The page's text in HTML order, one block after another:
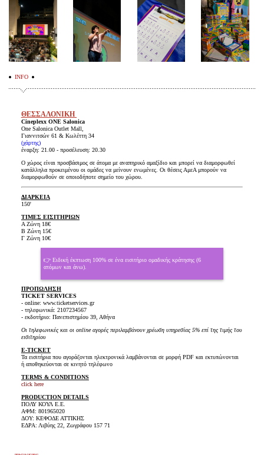
INFO
ΘΕΣΣΑΛΟΝΙΚΗ
Cineplexx ONE Salonica
One Salonica Outlet Mall,
Γιαννιτσών 61 & Κωλέττη 34
(χάρτης)
έναρξη: 21.00 - προσέλευση: 20.30
Ο χώρος είναι προσβάσιμος σε άτομα με αναπηρικό αμαξίδιο και μπορεί να διαμορφωθεί
κατάλληλα προκειμένου οι ομάδες να μείνουν ενωμένες. Οι θέσεις ΑμεΑ μπορούν να
διαμορφωθούν σε οποιοδήποτε σημείο του χώρου.
ΔΙΑΡΚΕΙΑ
150'
ΤΙΜΕΣ ΕΙΣΙΤΗΡΙΩΝ
Α Ζώνη 18€
Β Ζώνη 15€
Γ Ζώνη 10€
👉 Ειδική έκπτωση 100% σε ένα εισιτήριο ομαδικής κράτησης (6
ατόμων και άνω).
ΠΡΟΠΩΛΗΣΗ
TICKET SERVICES
- online: www.ticketservices.gr
- τηλεφωνικά: 2107234567
- εκδοτήριο: Πανεπιστημίου 39, Αθήνα
Οι τηλεφωνικές και οι online αγορές περιλαμβάνουν χρέωση υπηρεσίας 5% επί της τιμής του
εισιτηρίου
E-TICKET
Τα εισιτήρια που αγοράζονται ηλεκτρονικά λαμβάνονται σε μορφή PDF και εκτυπώνονται
ή αποθηκεύονται σε κινητό τηλέφωνο
TERMS & CONDITIONS
click here
PRODUCTION DETAILS
ΠΟΛΥ ΚΟΥΛ Ε.Ε.
ΑΦΜ: 801965020
ΔΟΥ: ΚΕΦΟΔΕ ΑΤΤΙΚΗΣ
ΕΔΡΑ: Λιβύης 22, Ζωγράφου 157 71